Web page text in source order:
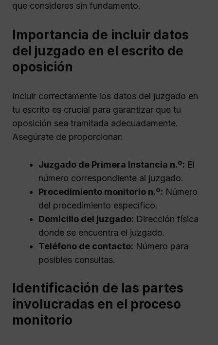
que consideres sin fundamento.
Importancia de incluir datos
del juzgado en el escrito de
oposición
Incluir correctamente los datos del juzgado en
tu escrito es crucial para garantizar que tu
oposición sea tramitada adecuadamente.
Asegúrate de proporcionar:
Juzgado de Primera Instancia n.º: El
número correspondiente al juzgado.
Procedimiento monitorio n.º: Número
del procedimiento específico.
Domicilio del juzgado: Dirección física
donde se encuentra el juzgado.
Teléfono de contacto: Número para
posibles consultas.
Identificación de las partes
involucradas en el proceso
monitorio